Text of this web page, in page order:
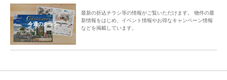
今週のチラシ
最新の折込チラシ等の情報がご覧いただけます。 物件の最
新情報をはじめ、イベント情報やお得なキャンペーン情報
などを掲載しています。